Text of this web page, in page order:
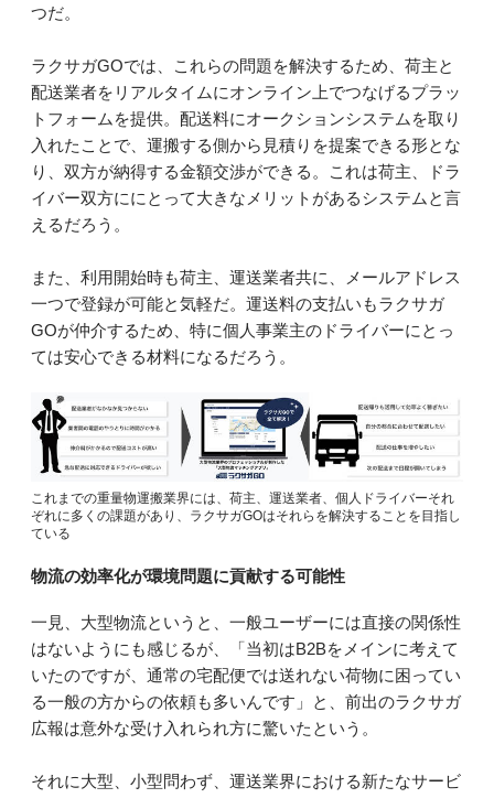
つだ。
ラクサガGOでは、これらの問題を解決するため、荷主と
配送業者をリアルタイムにオンライン上でつなげるプラッ
トフォームを提供。配送料にオークションシステムを取り
入れたことで、運搬する側から見積りを提案できる形とな
り、双方が納得する金額交渉ができる。これは荷主、ドラ
イバー双方ににとって大きなメリットがあるシステムと言
えるだろう。
また、利用開始時も荷主、運送業者共に、メールアドレス
一つで登録が可能と気軽だ。運送料の支払いもラクサガ
GOが仲介するため、特に個人事業主のドライバーにとっ
ては安心できる材料になるだろう。
これまでの重量物運搬業界には、荷主、運送業者、個人ドライバーそれ
ぞれに多くの課題があり、ラクサガGOはそれらを解決することを目指し
ている
物流の効率化が環境問題に貢献する可能性
一見、大型物流というと、一般ユーザーには直接の関係性
はないようにも感じるが、「当初はB2Bをメインに考えて
いたのですが、通常の宅配便では送れない荷物に困ってい
る一般の方からの依頼も多いんです」と、前出のラクサガ
広報は意外な受け入れられ方に驚いたという。
それに大型、小型問わず、運送業界における新たなサービ